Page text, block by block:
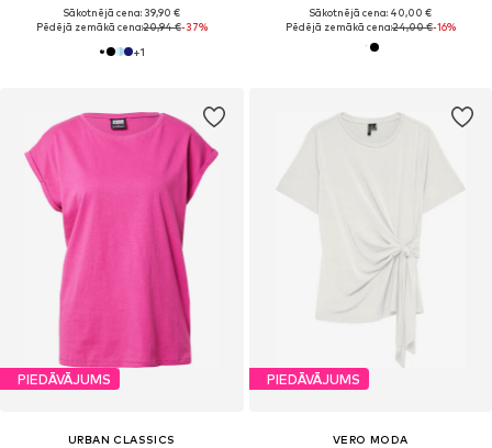
Sākotnējā cena: 39,90 €
Pēdējā zemākā cena:20,94 €-37%
+1
Sākotnējā cena: 40,00 €
Pēdējā zemākā cena:24,00 €-16%
PIEDĀVĀJUMS
URBAN CLASSICS
PIEDĀVĀJUMS
VERO MODA